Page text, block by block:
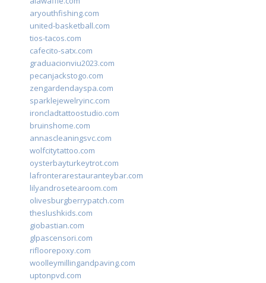
aryouthfishing.com
united-basketball.com
tios-tacos.com
cafecito-satx.com
graduacionviu2023.com
pecanjackstogo.com
zengardendayspa.com
sparklejewelryinc.com
ironcladtattoostudio.com
bruinshome.com
annascleaningsvc.com
wolfcitytattoo.com
oysterbayturkeytrot.com
lafronterarestauranteybar.com
lilyandrosetearoom.com
olivesburgberrypatch.com
theslushkids.com
giobastian.com
glpascensori.com
rifloorepoxy.com
woolleymillingandpaving.com
uptonpvd.com